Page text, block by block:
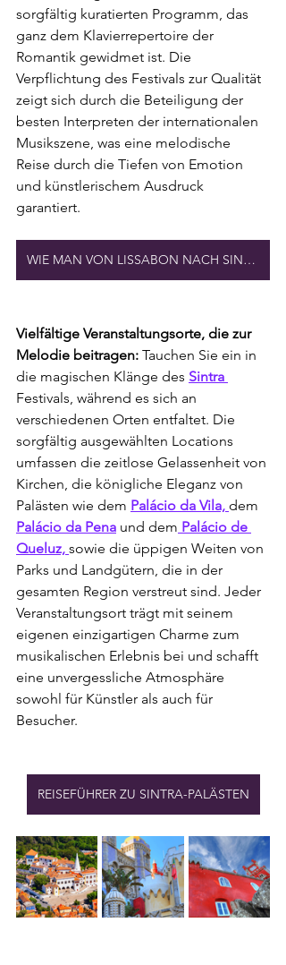
sorgfältig kuratierten Programm, das
ganz dem Klavierrepertoire der
Romantik gewidmet ist. Die
Verpflichtung des Festivals zur Qualität
zeigt sich durch die Beteiligung der
besten Interpreten der internationalen
Musikszene, was eine melodische
Reise durch die Tiefen von Emotion
und künstlerischem Ausdruck
garantiert.
WIE MAN VON LISSABON NACH SINTRA REISE
Vielfältige Veranstaltungsorte, die zur
Melodie beitragen: Tauchen Sie ein in
die magischen Klänge des Sintra
Festivals, während es sich an
verschiedenen Orten entfaltet. Die
sorgfältig ausgewählten Locations
umfassen die zeitlose Gelassenheit von
Kirchen, die königliche Eleganz von
Palästen wie dem Palácio da Vila, dem
Palácio da Pena und dem Palácio de
Queluz, sowie die üppigen Weiten von
Parks und Landgütern, die in der
gesamten Region verstreut sind. Jeder
Veranstaltungsort trägt mit seinem
eigenen einzigartigen Charme zum
musikalischen Erlebnis bei und schafft
eine unvergessliche Atmosphäre
sowohl für Künstler als auch für
Besucher.
REISEFÜHRER ZU SINTRA-PALÄSTEN